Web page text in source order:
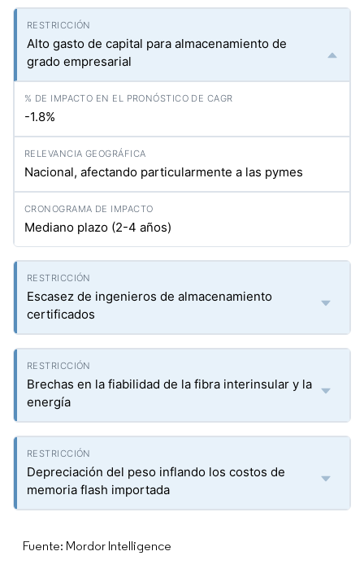
Alto gasto de capital para almacenamiento de
grado empresarial
-1.8%
Nacional, afectando particularmente a las pymes
Mediano plazo (2-4 años)
Escasez de ingenieros de almacenamiento
certificados
Brechas en la fiabilidad de la fibra interinsular y la
energía
Depreciación del peso inflando los costos de
memoria flash importada
Fuente: Mordor Intelligence